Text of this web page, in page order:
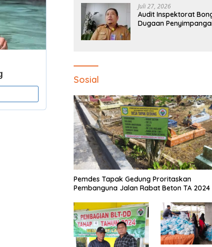
Ekonomi Baru
Juli 27, 2026
Audit Inspektorat
Dugaan
Sosial
Pemdes Tapak Gedung Proritaskan
Pembanguna Jalan Rabat Beton TA 2024